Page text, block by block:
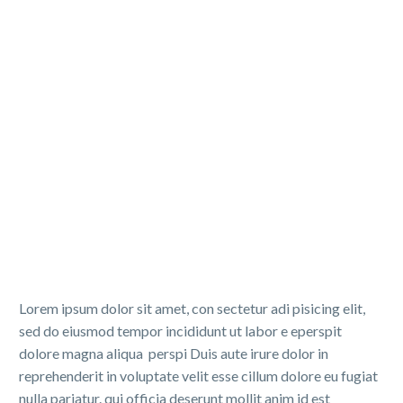
Lorem ipsum dolor sit amet, con sectetur adi pisicing elit,
sed do eiusmod tempor incididunt ut labor e eperspit
dolore magna aliqua perspi Duis aute irure dolor in
reprehenderit in voluptate velit esse cillum dolore eu fugiat
nulla pariatur. qui officia deserunt mollit anim id est